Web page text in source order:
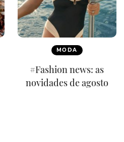
MODA
#Fashion news: as
novidades de agosto